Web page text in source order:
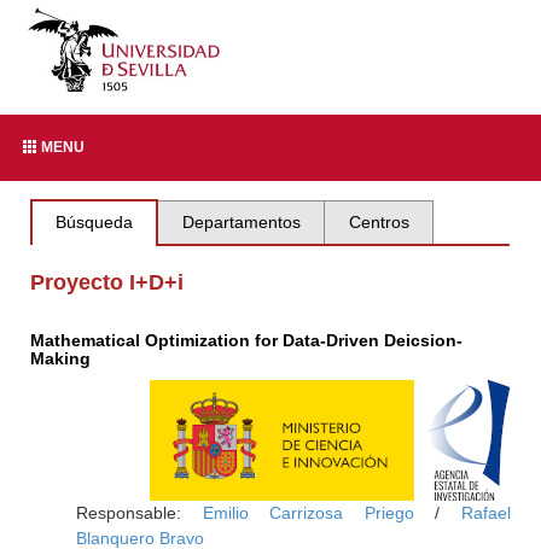
MENU
Búsqueda Departamentos Centros
Proyecto I+D+i
Mathematical Optimization for Data-Driven Deicsion-
Making
Responsable: Emilio Carrizosa Priego/ Rafael
Blanquero Bravo